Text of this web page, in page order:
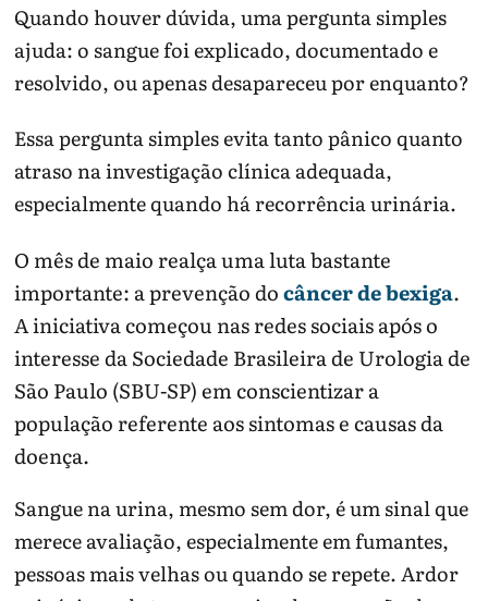
Quando houver dúvida, uma pergunta simples
ajuda: o sangue foi explicado, documentado e
resolvido, ou apenas desapareceu por enquanto?
Essa pergunta simples evita tanto pânico quanto
atraso na investigação clínica adequada,
especialmente quando há recorrência urinária.
O mês de maio realça uma luta bastante
importante: a prevenção docâncer de bexiga.
A iniciativa começou nas redes sociais após o
interesse da Sociedade Brasileira de Urologia de
São Paulo (SBU-SP) em conscientizar a
população referente aos sintomas e causas da
doença.
Sangue na urina, mesmo sem dor, é um sinal que
merece avaliação, especialmente em fumantes,
pessoas mais velhas ou quando se repete. Ardor